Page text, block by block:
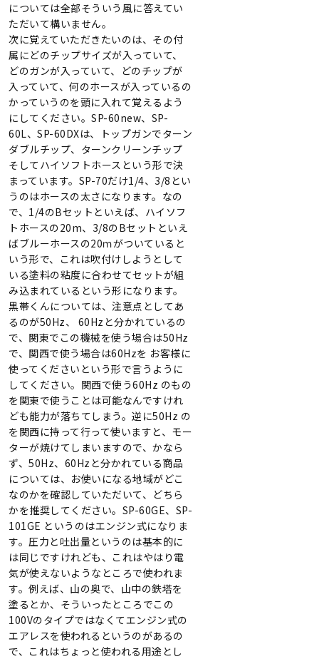
については全部そういう風に答えてい
ただいて構いません。
次に覚えていただきたいのは、その付
属にどのチップサイズが入っていて、
どのガンが入っていて、どのチップが
入っていて、何のホースが入っているの
かっていうのを頭に入れて覚えるよう
にしてください。SP-60new、SP-
60L、SP-60DXは、トップガンでターン
ダブルチップ、ターンクリーンチップ
そしてハイソフトホースという形で決
まっています。SP-70だけ1/4、3/8とい
うのはホースの太さになります。なの
で、1/4のBセットといえば、ハイソフ
トホースの20m、3/8のBセットといえ
ばブルーホースの20ｍがついていると
いう形で、これは吹付けしようとして
いる塗料の粘度に合わせてセットが組
み込まれているという形になります。
黒帯くんについては、注意点としてあ
るのが50Hz、 60Hzと分かれているの
で、関東でこの機械を使う場合は50Hz
で、関西で使う場合は60Hzを お客様に
使ってくださいという形で言うように
してください。関西で使う60Hz のもの
を関東で使うことは可能なんですけれ
ども能力が落ちてしまう。逆に50Hz の
を関西に持って行って使いますと、モー
ターが焼けてしまいますので、かなら
ず、50Hz、60Hzと分かれている商品
については、お使いになる地域がどこ
なのかを確認していただいて、どちら
かを推奨してください。SP-60GE、SP-
101GE というのはエンジン式になりま
す。圧力と吐出量というのは基本的に
は同じですけれども、これはやはり電
気が使えないようなところで使われま
す。例えば、山の奥で、山中の鉄塔を
塗るとか、そういったところでこの
100Vのタイプではなくてエンジン式の
エアレスを使われるというのがあるの
で、これはちょっと使われる用途とし